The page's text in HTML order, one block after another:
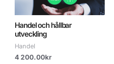
Handel och hållbar
utveckling
Handel
4 200.00kr